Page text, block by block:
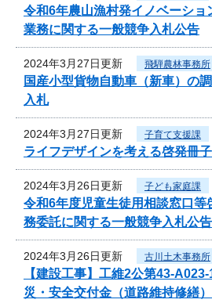
令和6年農山漁村発イノベーショ
業務に関する一般競争入札公告
2024年3月27日更新 飛騨農林事務所
国産小型貨物自動車（新車）の
入札
2024年3月27日更新 子育て支援課
ライフデザインを考える啓発冊
2024年3月26日更新 子ども家庭課
令和6年度児童生徒用相談窓口等
務委託に関する一般競争入札公告
2024年3月26日更新 古川土木事務所
【建設工事】工維2公第43-
災・安全交付金（道路維持修繕